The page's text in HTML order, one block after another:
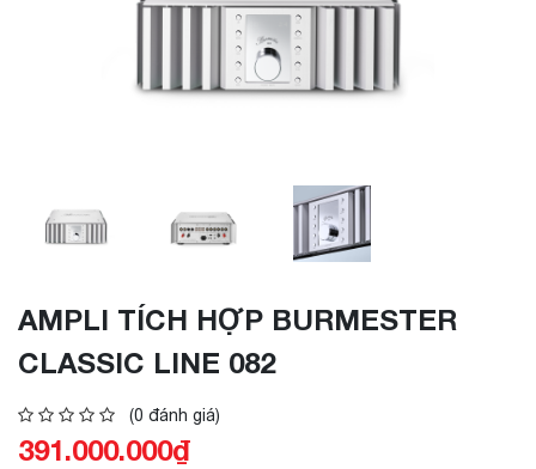
AMPLI TÍCH HỢP BURMESTER
CLASSIC LINE 082
(0 đánh giá)
391.000.000₫